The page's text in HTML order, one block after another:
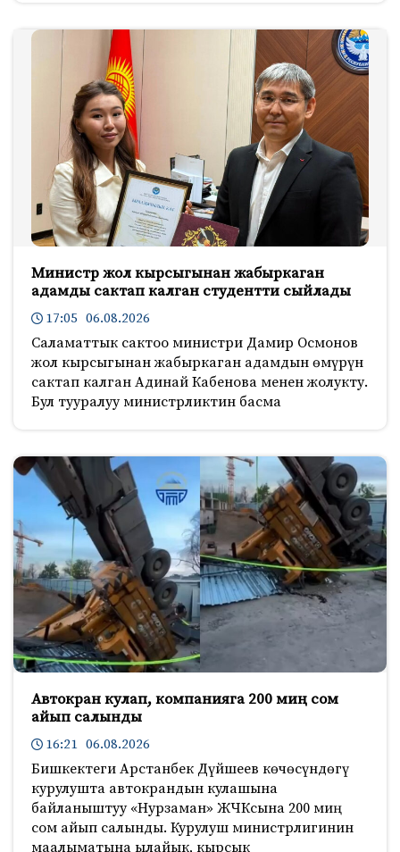
Министр жол кырсыгынан жабыркаган
адамды сактап калган студентти сыйлады
17:05 06.08.2026
Саламаттык сактоо министри Дамир Осмонов
жол кырсыгынан жабыркаган адамдын өмүрүн
сактап калган Адинай Кабенова менен жолукту.
Бул тууралуу министрликтин басма
Автокран кулап, компанияга 200 миң сом
айып салынды
16:21 06.08.2026
Бишкектеги Арстанбек Дүйшеев көчөсүндөгү
курулушта автокрандын кулашына
байланыштуу «Нурзаман» ЖЧКсына 200 миң
сом айып салынды. Курулуш министрлигинин
маалыматына ылайык, кырсык